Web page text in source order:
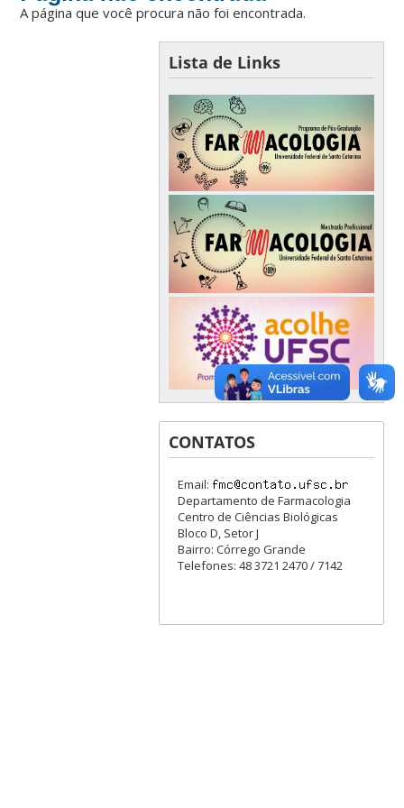
A página que você procura não foi encontrada.
Lista de Links
CONTATOS
Email:
Departamento de Farmacologia
Centro de Ciências Biológicas
Bloco D, Setor J
Bairro: Córrego Grande
Telefones: 48 3721 2470 / 7142